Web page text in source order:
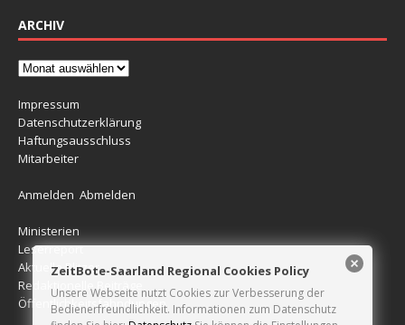
ARCHIV
Impressum
Datenschutzerklärung
Haftungsausschluss
Mitarbeiter
Anmelden Abmelden
Ministerien
Leserreport
Aktuelle Blitzer
Redaktionelle Beiträge
Öffentlichkeitsfahndungen
ZeitBote-Saarland Regional Cookies Policy
Unsere Webseite nutzt Cookies zur Verbesserung der
Bedienerfreundlichkeit. Informationen zum Datenschutz